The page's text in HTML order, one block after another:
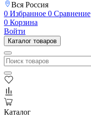
Вся Россия
0 Избранное 0 Сравнение
0 Корзина
Войти
Каталог товаров
Каталог